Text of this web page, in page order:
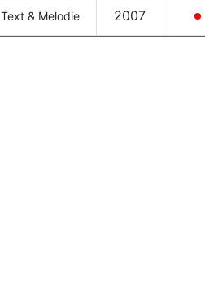
Text & Melodie 2007